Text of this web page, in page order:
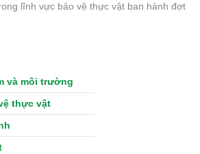
lĩnh vực bảo vệ thực vật ban hành đợt
và môi trường
thực vật